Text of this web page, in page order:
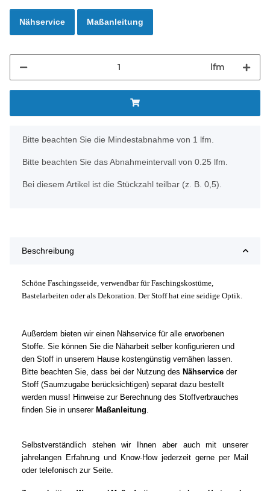
Nähservice Maßanleitung
lfm
x
Bitte beachten Sie die Mindestabnahme von 1 lfm.
Bitte beachten Sie das Abnahmeintervall von 0.25 lfm.
Bei diesem Artikel ist die Stückzahl teilbar (z. B. 0,5).
Beschreibung
Schöne Faschingsseide, verwendbar für Faschingskostüme,
Bastelarbeiten oder als Dekoration. Der Stoff hat eine seidige Optik.
Außerdem bieten wir einen Nähservice für alle erworbenen
Stoffe. Sie können Sie die Näharbeit selber konfigurieren und
den Stoff in unserem Hause kostengünstig vernähen lassen.
Bitte beachten Sie, dass bei der Nutzung des Nähservice der
Stoff (Saumzugabe berücksichtigen) separat dazu bestellt
werden muss! Hinweise zur Berechnung des Stoffverbrauches
finden Sie in unserer Maßanleitung
Selbstverständlich stehen wir Ihnen aber auch mit unserer
jahrelangen Erfahrung und Know-How jederzeit gerne per Mail
oder telefonisch zur Seite.